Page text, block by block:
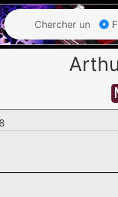
Chercher un